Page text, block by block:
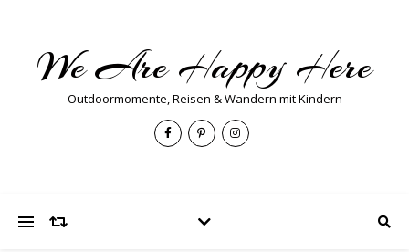
We Are Happy Here
Outdoormomente, Reisen & Wandern mit Kindern